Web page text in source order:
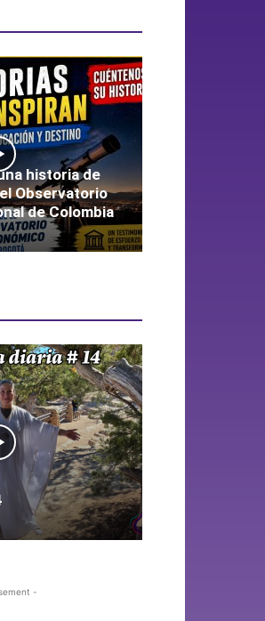
historia de
Observatorio
de Colombia
-